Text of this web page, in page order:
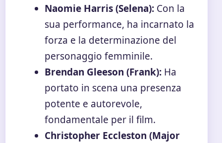
Naomie Harris (Selena): Con la
sua performance, ha incarnato la
forza e la determinazione del
personaggio femminile.
Brendan Gleeson (Frank): Ha
portato in scena una presenza
potente e autorevole,
fondamentale per il film.
Christopher Eccleston (Major